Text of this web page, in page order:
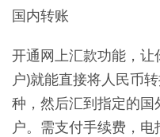
国内转账
开通网上汇款功能，
户)就能直接将人民币
种，然后汇到指定的
户。需支付手续费，电